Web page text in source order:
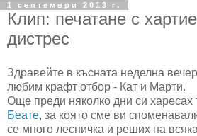
1 септември 2013 г.
Клип: печатане с
дистрес
Здравейте в късната неделна
любим крафт отбор - Кат и Марти.
Още преди няколко дни си харесах
Беате, за която сме ви
се много лесничка и реших на